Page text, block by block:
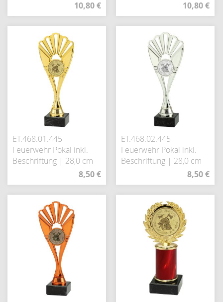
10,80 €
10,80 €
ET.468.01.445
Feuerwehr Pokal inkl.
Beschriftung | 28,0 cm
8,50 €
ET.468.02.445
Feuerwehr Pokal inkl.
Beschriftung | 28,0 cm
8,50 €